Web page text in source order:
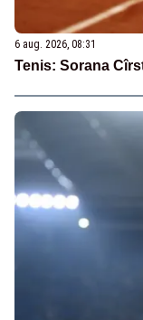
6 aug. 2026, 08:31
Tenis: Sorana